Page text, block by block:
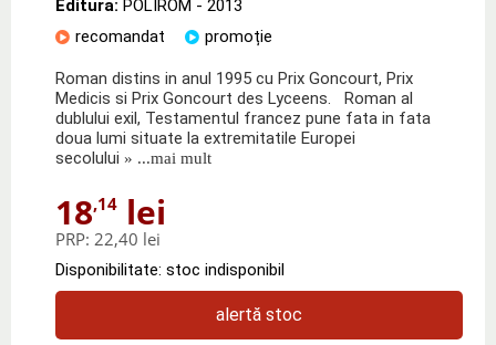
Editura: POLIROM - 2013
recomandat
promoție
Roman distins in anul 1995 cu Prix Goncourt, Prix
Medicis si Prix Goncourt des Lyceens. Roman al
dublului exil, Testamentul francez pune fata in fata
doua lumi situate la extremitatile Europei
secolului » ...mai mult
18,14 lei
PRP: 22,40 lei
Disponibilitate: stoc indisponibil
alertă stoc